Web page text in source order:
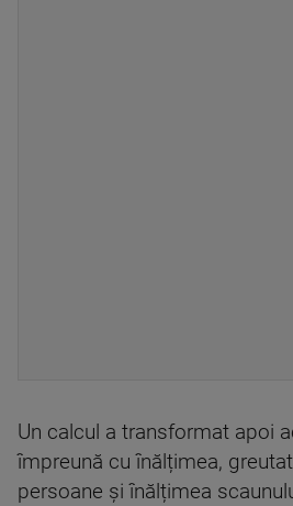
Un calcul a transformat apoi
împreună cu înălțimea,
persoane și înălțimea